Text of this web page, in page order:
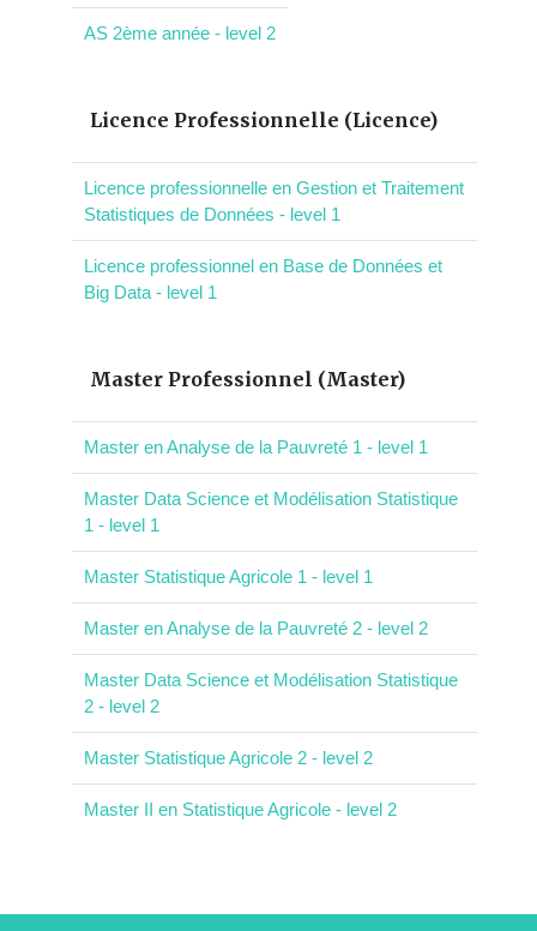
AS 2ème année - level 2
Licence Professionnelle (Licence)
Licence professionnelle en Gestion et Traitement
Statistiques de Données - level 1
Licence professionnel en Base de Données et
Big Data - level 1
Master Professionnel (Master)
Master en Analyse de la Pauvreté 1 - level 1
Master Data Science et Modélisation Statistique
1 - level 1
Master Statistique Agricole 1 - level 1
Master en Analyse de la Pauvreté 2 - level 2
Master Data Science et Modélisation Statistique
2 - level 2
Master Statistique Agricole 2 - level 2
Master II en Statistique Agricole - level 2